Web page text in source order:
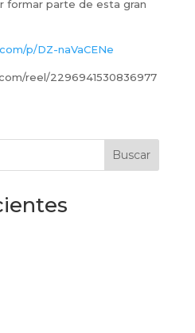
formar parte de esta gran
p/DZ-naVaCENe
reel/2296941530836977
Buscar